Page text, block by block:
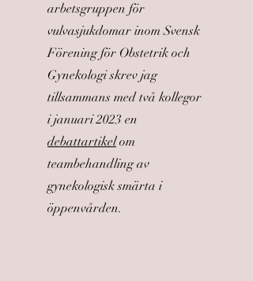
arbetsgruppen för
vulvasjukdomar inom Svensk
Förening för Obstetrik och
Gynekologi skrev jag
tillsammans med två kollegor
i januari 2023 en
debattartikelom
teambehandling av
gynekologisk smärta i
öppenvården.